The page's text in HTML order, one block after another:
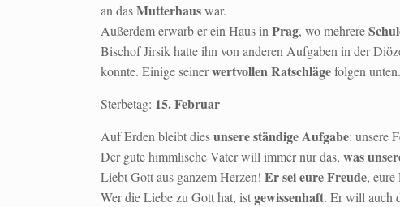
an dasMutterhauswar.
Außerdem erwarb er ein Haus inPrag, wo mehrere
Bischof Jirsik hatte ihn von anderen Aufgaben in der
konnte. Einige seinerwertvollen Ratschlägefolgen unten.
Sterbetag: 15. Februar
Auf Erden bleibt diesunsere ständige Aufgabe: unsere
Der gute himmlische Vater will immer nur das,was
Liebt Gott aus ganzem Herzen!Er sei eure Freude, eure
Wer die Liebe zu Gott hat, istgewissenhaft. Er will auch